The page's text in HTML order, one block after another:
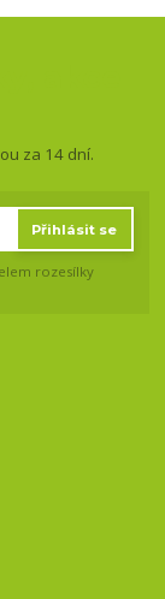
za 14 dní.
Přihlásit se
rozesílky